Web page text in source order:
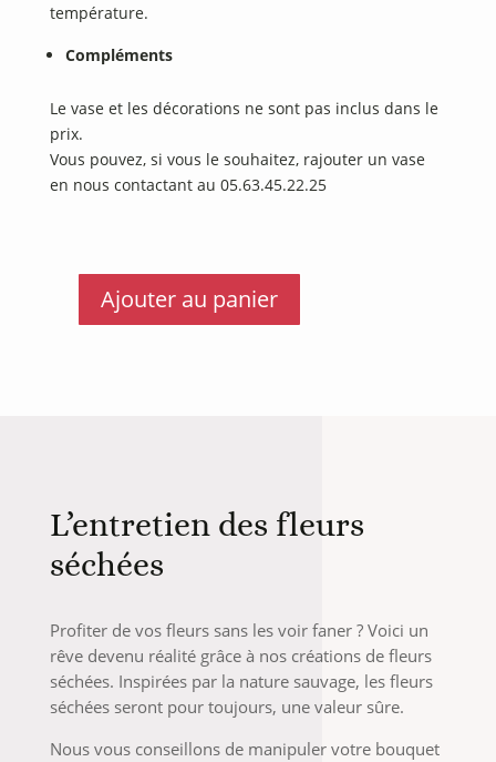
température.
Compléments
Le vase et les décorations ne sont pas inclus dans le
prix.
Vous pouvez, si vous le souhaitez, rajouter un vase
en nous contactant au 05.63.45.22.25
quantitéAjouter au panier
L’entretien des fleurs
séchées
Profiter de vos fleurs sans les voir faner ? Voici un
rêve devenu réalité grâce à nos créations de fleurs
séchées. Inspirées par la nature sauvage, les fleurs
séchées seront pour toujours, une valeur sûre.
Nous vous conseillons de manipuler votre bouquet